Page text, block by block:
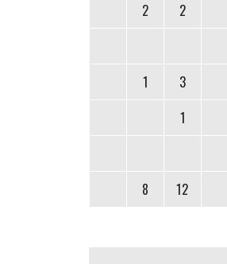
2
2
1
3
1
8
12